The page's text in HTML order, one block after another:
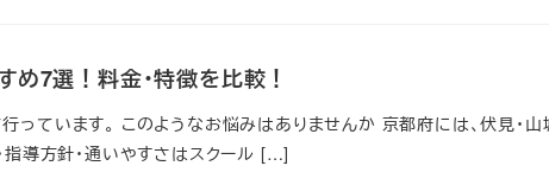
め7選！料金・特徴を比較！
ています。 このようなお悩みはありませんか 京都府には、伏見・
指導方針・通いやすさはスクール […]